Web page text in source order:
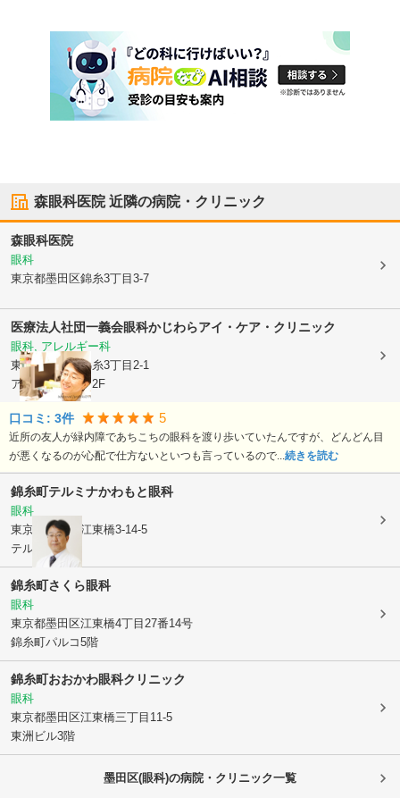
森眼科医院近隣の病院・クリニック
森眼科医院
眼科
東京都墨田区錦糸3丁目3-7
医療法人社団一義会眼科かじわらアイ・ケア・クリニック
眼科, アレルギー科
東京都墨田区錦糸3丁目2-1
アルカイースト2F
口コミ: 3件 5
近所の友人が緑内障であちこちの眼科を渡り歩いていたんですが、どんどん目
が悪くなるのが心配で仕方ないといつも言っているので...続きを読む
錦糸町テルミナかわもと眼科
眼科
東京都墨田区
江東橋3-14-5
テルミナ4階
錦糸町さくら眼科
眼科
東京都墨田区江東橋4丁目27番14号
錦糸町パルコ5階
錦糸町おおかわ眼科クリニック
眼科
東京都墨田区江東橋三丁目11-5
東洲ビル3階
墨田区(眼科)の病院・クリニック一覧